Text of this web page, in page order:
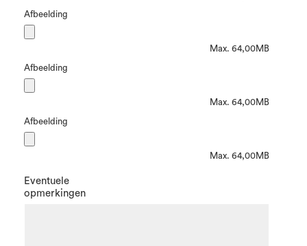
Afbeelding
Max. 64,00MB
Afbeelding
Max. 64,00MB
Afbeelding
Max. 64,00MB
Eventuele
opmerkingen